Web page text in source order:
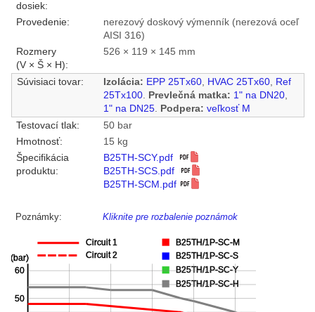
dosiek:
Provedenie:
nerezový doskový výmenník (nerezová oceľ
AISI 316)
Rozmery
(V × Š × H):
526 × 119 × 145 mm
Súvisiaci tovar: Izolácia: EPP 25Tx60, HVAC 25Tx60, Ref
25Tx100. Prevlečná matka: 1" na DN20,
1" na DN25. Podpera: veľkosť M
Testovací tlak:
50 bar
Hmotnosť:
15 kg
Špecifikácia
produktu:
B25TH-SCY.pdf
B25TH-SCS.pdf
B25TH-SCM.pdf
Poznámky: Kliknite pre rozbalenie poznámok